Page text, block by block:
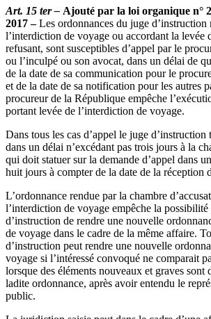
Art. 15 ter – Ajouté par la loi organique n°
2017 –Les ordonnances du juge d’instruction
l’interdiction de voyage ou accordant la levée
refusant, sont susceptibles d’appel par le
ou l’inculpé ou son avocat, dans un délai de
de la date de sa communication pour le
et de la date de sa notification pour les autres
procureur de la République empêche
portant levée de l’interdiction de voyage.
Dans tous les cas d’appel le juge d’instruction
dans un délai n’excédant pas trois jours à la
qui doit statuer sur la demande d’appel dans
huit jours à compter de la date de la réception
L’ordonnance rendue par la chambre
l’interdiction de voyage empêche la
d’instruction de rendre une nouvelle
de voyage dans le cadre de la même affaire.
d’instruction peut rendre une nouvelle
voyage si l’intéressé convoqué ne comparait
lorsque des éléments nouveaux et graves sont
ladite ordonnance, après avoir entendu le
public.